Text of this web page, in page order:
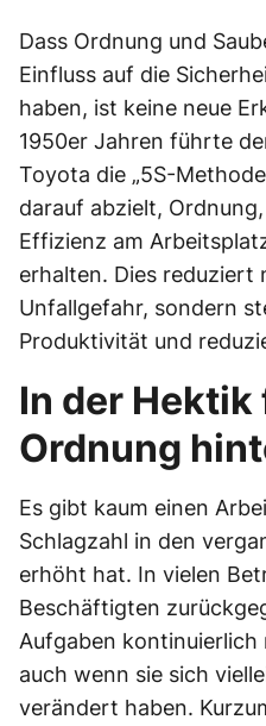
Dass Ordnung und
Einfluss auf die
haben, ist keine neue
1950er Jahren führte
Toyota die „5S-
darauf abzielt,
Effizienz am
erhalten. Dies reduziert
Unfallgefahr, sondern
Produktivität und
In der Hektik
Ordnung
Es gibt kaum einen
Schlagzahl in den
erhöht hat. In vielen
Beschäftigten
Aufgaben
auch wenn sie sich
verändert haben.